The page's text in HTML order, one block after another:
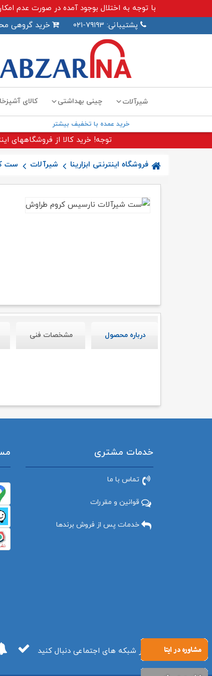
با توجه به اختلال بوجود آمده در صورت عدم امکان ثبت سفارش
پشتیبانی: ۷۹۱۹۳-۰۲۱
خرید گروهی
شیرآلات چینی بهداشتی کالای
خرید عمده با تخفیف بیشتر
توجه! خرید کالا از فروشگاههای
فروشگاه اینترنتی ابزارینا شیرآلات ست
درباره محصول مشخصات فنی
خدمات مشتری
تماس با ما
قوانین و مقررات
خدمات پس از فروش برندها
ما را در شبکه های اجتماعی دنبال کنید